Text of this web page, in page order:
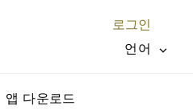
로그인
언어
앱 다운로드